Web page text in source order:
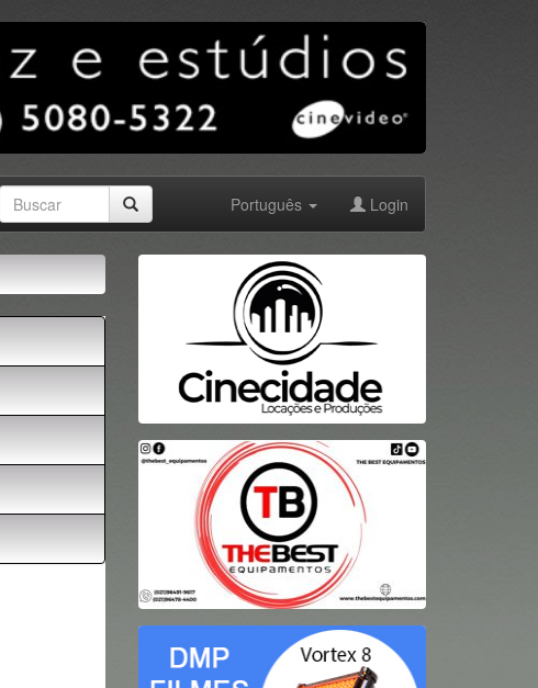
Português Login